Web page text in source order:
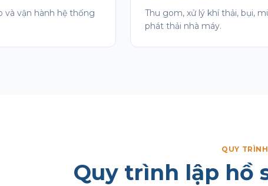
và vận hành hệ thống
Thu gom, xử lý khí thải, bụi,
phát thải nhà máy.
QUY TRÌNH
Quy trình lập hồ